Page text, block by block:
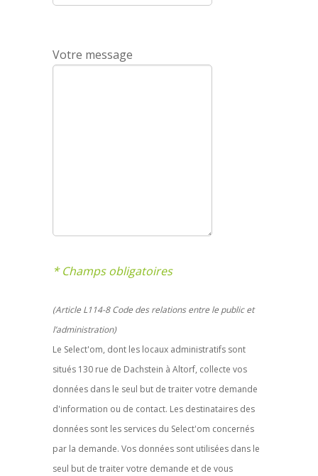
Votre message
* Champs obligatoires
(Article L114-8 Code des relations entre le public et
l’administration)
Le Select'om, dont les locaux administratifs sont
situés 130 rue de Dachstein à Altorf, collecte vos
données dans le seul but de traiter votre demande
d'information ou de contact. Les destinataires des
données sont les services du Select'om concernés
par la demande. Vos données sont utilisées dans le
seul but de traiter votre demande et de vous